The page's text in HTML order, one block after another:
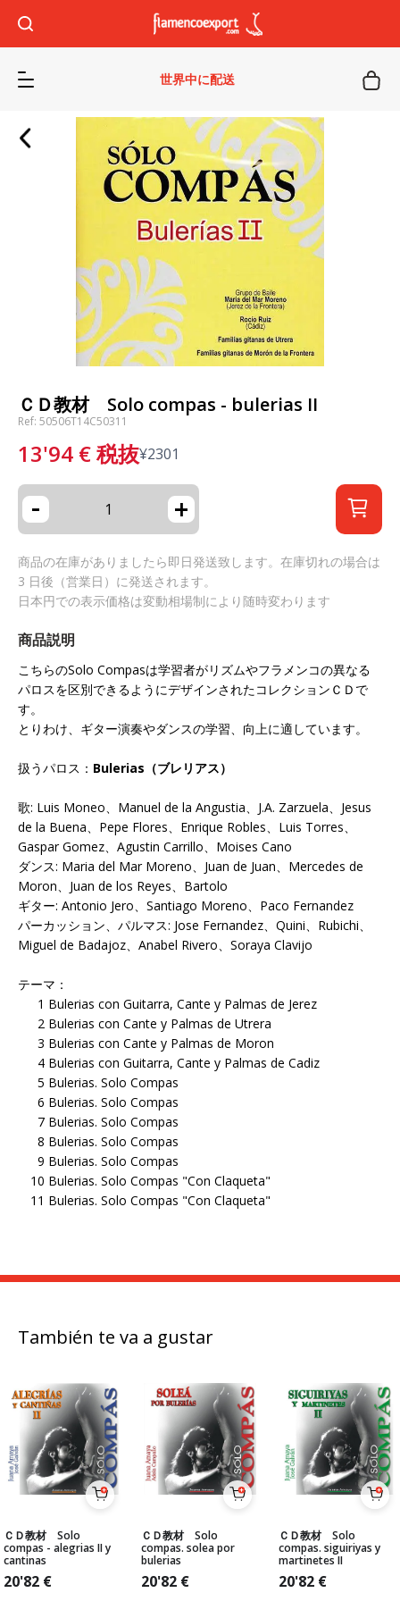
世界中に配送
ＣＤ教材 Solo compas - bulerias II
Ref: 50506T14C50311
13'94 €税抜¥2301
- +
商品の在庫がありましたら即日発送致します。在庫切れの場合は
3 日後（営業日）に発送されます。
日本円での表示価格は変動相場制により随時変わります
商品説明
こちらのSolo Compasは学習者がリズムやフラメンコの異なる
パロスを区別できるようにデザインされたコレクションＣＤで
す。
とりわけ、ギター演奏やダンスの学習、向上に適しています。
扱うパロス： Bulerias（ブレリアス）
歌: Luis Moneo、Manuel de la Angustia、J.A. Zarzuela、Jesus
de la Buena、Pepe Flores、Enrique Robles、Luis Torres、
Gaspar Gomez、Agustin Carrillo、Moises Cano
ダンス: Maria del Mar Moreno、Juan de Juan、Mercedes de
Moron、Juan de los Reyes、Bartolo
ギター: Antonio Jero、Santiago Moreno、Paco Fernandez
パーカッション、パルマス: Jose Fernandez、Quini、Rubichi、
Miguel de Badajoz、Anabel Rivero、Soraya Clavijo
テーマ：
1 Bulerias con Guitarra, Cante y Palmas de Jerez
2 Bulerias con Cante y Palmas de Utrera
3 Bulerias con Cante y Palmas de Moron
4 Bulerias con Guitarra, Cante y Palmas de Cadiz
5 Bulerias. Solo Compas
6 Bulerias. Solo Compas
7 Bulerias. Solo Compas
8 Bulerias. Solo Compas
9 Bulerias. Solo Compas
10 Bulerias. Solo Compas "Con Claqueta"
11 Bulerias. Solo Compas "Con Claqueta"
También te va a gustar
ＣＤ教材 Solo
compas - alegrias II y
cantinas
20'82 €
ＣＤ教材 Solo
compas. solea por
bulerias
20'82 €
ＣＤ教材 Solo
compas. siguiriyas y
martinetes II
20'82 €